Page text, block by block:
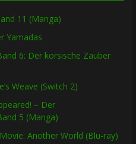
11 (Manga)
Yamadas
6: Der korsische Zauber
Weave (Switch 2)
– Der
5 (Manga)
Another World (Blu-ray)